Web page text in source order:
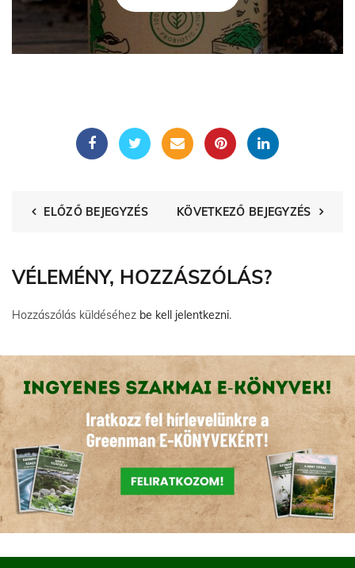
ELŐZŐ BEJEGYZÉS KÖVETKEZŐ BEJEGYZÉS
VÉLEMÉNY, HOZZÁSZÓLÁS?
Hozzászólás küldéséhez be kell jelentkezni.